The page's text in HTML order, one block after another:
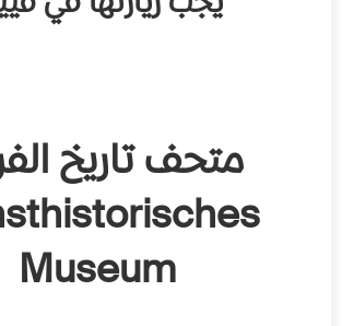
متحف تاريخ
Museum